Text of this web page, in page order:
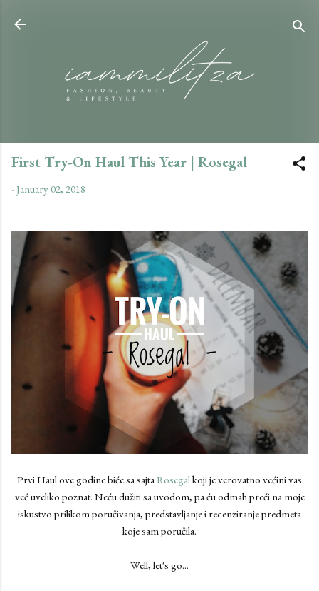
First Try-On Haul This Year | Rosegal
-January 02, 2018
Prvi Haul ove godine biće sa sajta Rosegal koji je verovatno većini vas
već uveliko poznat. Neću dužiti sa uvodom, pa ću odmah preći na moje
iskustvo prilikom poručivanja, predstavljanje i recenziranje predmeta
koje sam poručila.
Well, let's go...